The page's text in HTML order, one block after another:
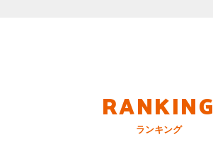
RANKING
ランキング